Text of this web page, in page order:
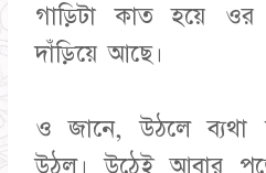
গাড়িটা কাত হয়ে
দাঁড়িয়ে আছে।
ও জানে, উঠলে ব্যথা
উঠল। উঠেই আবার